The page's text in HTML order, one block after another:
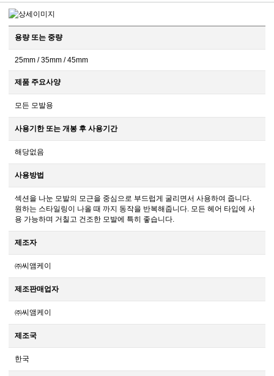
용량 또는 중량
25mm / 35mm / 45mm
제품 주요사양
모든 모발용
사용기한 또는 개봉 후 사용기간
해당없음
사용방법
섹션을 나눈 모발의 모근을 중심으로 부드럽게 굴리면서 사용하여 줍니다.
원하는 스타일링이 나올 때 까지 동작을 반복해줍니다. 모든 헤어 타입에 사
용 가능하며 거칠고 건조한 모발에 특히 좋습니다.
제조자
㈜씨앰케이
제조판매업자
㈜씨앰케이
제조국
한국